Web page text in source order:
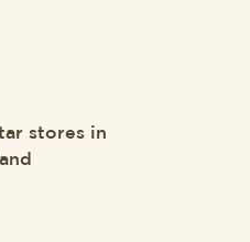
stores in